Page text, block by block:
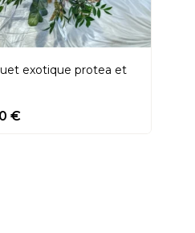
exotique protea et
€